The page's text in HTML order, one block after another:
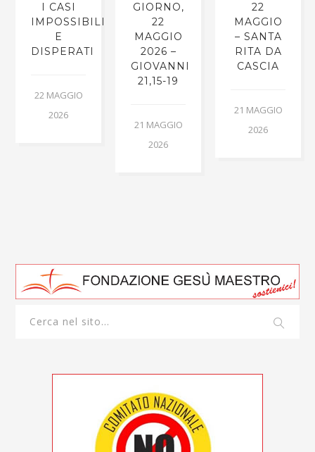
I CASI
IMPOSSIBILI
E
DISPERATI
22 MAGGIO
2026
GIORNO,
22
MAGGIO
2026 –
GIOVANNI
21,15-19
21 MAGGIO
2026
22
MAGGIO
– SANTA
RITA DA
CASCIA
21 MAGGIO
2026